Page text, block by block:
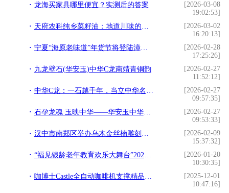
龙海买家具哪里便宜？实测后的答案
[2026-03-08
19:02:53]
天府农科纯乡菜籽油：地道川味的厨房之选
[2026-03-02
16:20:13]
宁夏“海原老味道”年货节将登陆漳州古城
[2026-02-28
17:25:26]
九龙壁石(华安玉)中华C龙南靖青铜韵
[2026-02-27
11:52:12]
中华C龙：一石越千年，当立中华名石之首
[2026-02-27
09:57:35]
石孕龙魂 玉映中华——华安玉中华C龙镌刻民族文化印记
[2026-02-27
09:53:33]
汉中市南郑区举办乌木金丝楠雕刻作品展
[2026-02-09
15:37:32]
“福见银龄老年教育欢乐大舞台”2026春节联欢晚会在榕上演
[2026-01-20
10:30:35]
咖博士Castle全自动咖啡机支撑精品进阶，上海咖啡进修课圆满落幕
[2025-12-01
10:47:16]